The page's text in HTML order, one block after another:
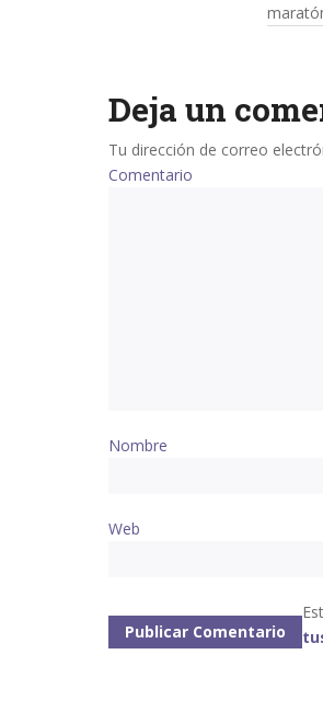
Deja un
Tu dirección de correo
Comentario
Nombre
Web